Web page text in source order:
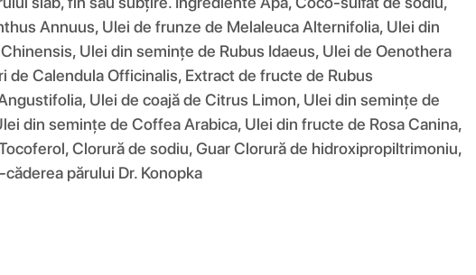
Annuus, Ulei de frunze de Melaleuca Alternifolia, Ulei din
Ulei din semințe de Rubus Idaeus, Ulei de Oenothera
Calendula Officinalis, Extract de fructe de Rubus
Ulei de coajă de Citrus Limon, Ulei din semințe de
din semințe de Coffea Arabica, Ulei din fructe de Rosa Canina,
Clorură de sodiu, Guar Clorură de hidroxipropiltrimoniu,
părului Dr. Konopka